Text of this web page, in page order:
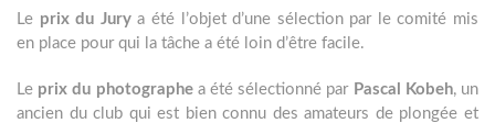
Le prix du Jurya été l’objet d’une sélection par le comité mis
en place pour qui la tâche a été loin d’être facile.
Le prix du photographea été sélectionné par Pascal Kobeh, un
ancien du club qui est bien connu des amateurs de plongée et